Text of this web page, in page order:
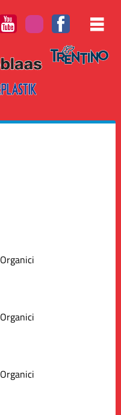
Organici
Organici
Organici